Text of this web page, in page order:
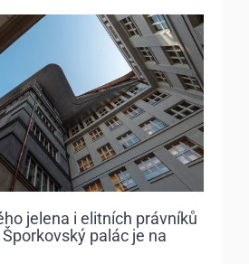
jelena i elitních právníků
palác je na